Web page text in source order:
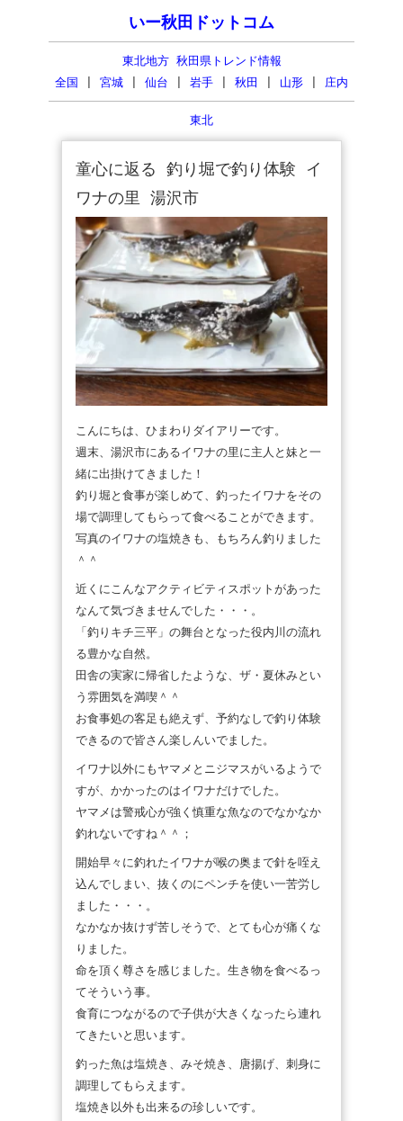
いー秋田ドットコム
東北地方 秋田県トレンド情報
全国
宮城 仙台 岩手 秋田 山形 庄内
東北
童心に返る 釣り堀で釣り体験 イ
ワナの里 湯沢市
こんにちは、ひまわりダイアリーです。
週末、湯沢市にあるイワナの里に主人と妹と一
緒に出掛けてきました！
釣り堀と食事が楽しめて、釣ったイワナをその
場で調理してもらって食べることができます。
写真のイワナの塩焼きも、もちろん釣りました
＾＾
近くにこんなアクティビティスポットがあった
なんて気づきませんでした・・・。
「釣りキチ三平」の舞台となった役内川の流れ
る豊かな自然。
田舎の実家に帰省したような、ザ・夏休みとい
う雰囲気を満喫＾＾
お食事処の客足も絶えず、予約なしで釣り体験
できるので皆さん楽しんいでました。
イワナ以外にもヤマメとニジマスがいるようで
すが、かかったのはイワナだけでした。
ヤマメは警戒心が強く慎重な魚なのでなかなか
釣れないですね＾＾；
開始早々に釣れたイワナが喉の奥まで針を咥え
込んでしまい、抜くのにペンチを使い一苦労し
ました・・・。
なかなか抜けず苦しそうで、とても心が痛くな
りました。
命を頂く尊さを感じました。生き物を食べるっ
てそういう事。
食育につながるので子供が大きくなったら連れ
てきたいと思います。
釣った魚は塩焼き、みそ焼き、唐揚げ、刺身に
調理してもらえます。
塩焼き以外も出来るの珍しいです。